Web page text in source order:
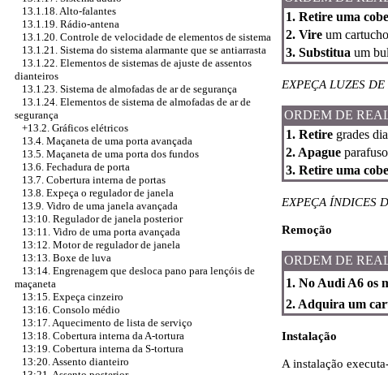
13.1.18. Alto-falantes
13.1.19. Rádio-antena
13.1.20. Controle de velocidade de elementos de sistema
13.1.21. Sistema do sistema alarmante que se antiarrasta
13.1.22. Elementos de sistemas de ajuste de assentos
dianteiros
13.1.23. Sistema de almofadas de ar de segurança
13.1.24. Elementos de sistema de almofadas de ar de
segurança
+13.2. Gráficos elétricos
13.4. Maçaneta de uma porta avançada
13.5. Maçaneta de uma porta dos fundos
13.6. Fechadura de porta
13.7. Cobertura interna de portas
13.8. Expeça o regulador de janela
13.9. Vidro de uma janela avançada
13:10. Regulador de janela posterior
13:11. Vidro de uma porta avançada
13:12. Motor de regulador de janela
13:13. Boxe de luva
13:14. Engrenagem que desloca pano para lençóis de
maçaneta
13:15. Expeça cinzeiro
13:16. Consolo médio
13:17. Aquecimento de lista de serviço
13:18. Cobertura interna da A-tortura
13:19. Cobertura interna da S-tortura
13:20. Assento dianteiro
1. Retire uma
2. Vire um
3. Substitua um
EXPEÇA LUZES
ORDEM DE
1. Retire grades
2. Apague
3. Retire uma
EXPEÇA ÍNDICES
Remoção
ORDEM DE
1. No Audi A6 os
2. Adquira um
Instalação
A instalação